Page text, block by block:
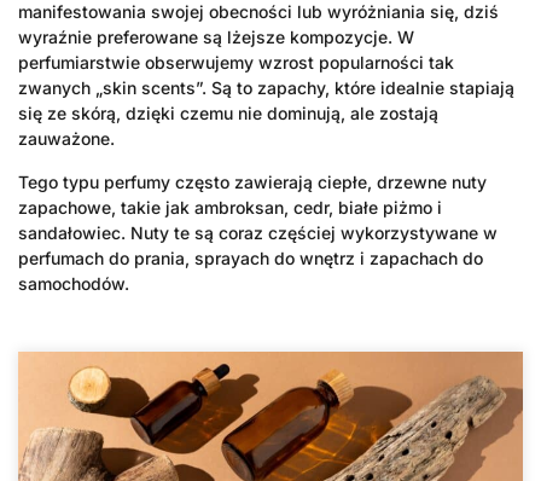
manifestowania swojej obecności lub wyróżniania się, dziś
wyraźnie preferowane są lżejsze kompozycje. W
perfumiarstwie obserwujemy wzrost popularności tak
zwanych „skin scents”. Są to zapachy, które idealnie stapiają
się ze skórą, dzięki czemu nie dominują, ale zostają
zauważone.
Tego typu perfumy często zawierają ciepłe, drzewne nuty
zapachowe, takie jak ambroksan, cedr, białe piżmo i
sandałowiec. Nuty te są coraz częściej wykorzystywane w
perfumach do prania, sprayach do wnętrz i zapachach do
samochodów.